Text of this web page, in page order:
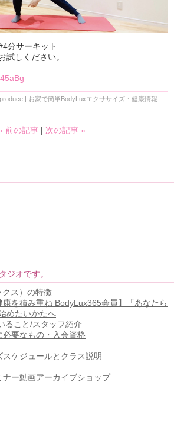
分サーキット
試しください。
お家で簡単BodyLuxエクササイズ・健康情報
前の記事 次の記事 »
ジオです。
ス）の特徴
を積み重ね BodyLux365会員】「あなたら
めたいかたへ
ること/スタッフ紹介
要なもの・入会資格
ケジュールとクラス説明
ー動画アーカイブショップ